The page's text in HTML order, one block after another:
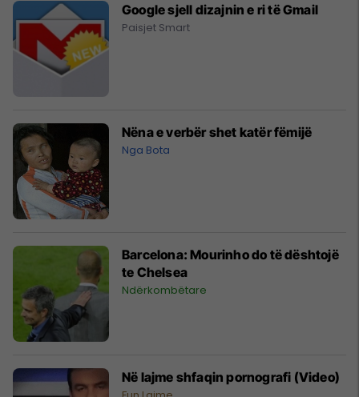
Google sjell dizajnin e ri të Gmail
Paisjet Smart
Nëna e verbër shet katër fëmijë
Nga Bota
Barcelona: Mourinho do të dështojë
te Chelsea
Ndërkombëtare
Në lajme shfaqin pornografi (Video)